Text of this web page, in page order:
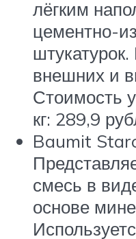
лёгким
цементно-
внешних и
Стоимость
кг: 289,9
Baumit
смесь в
основе